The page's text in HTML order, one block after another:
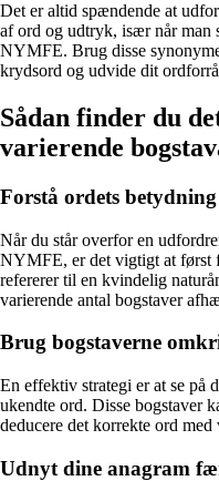
Det er altid spændende at
af ord og udtryk, især når man
NYMFE. Brug disse
krydsord og udvide dit
Sådan finder du
varierende
Forstå ordets betydning
Når du står overfor en
NYMFE, er det vigtigt at først
refererer til en kvindelig
varierende antal bogstaver
Brug bogstaverne
En effektiv strategi er at se på
ukendte ord. Disse bogstaver
deducere det korrekte ord med
Udnyt dine anagram